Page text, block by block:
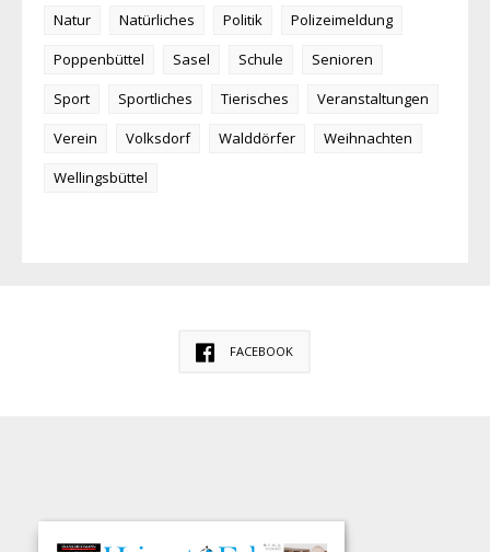
Natur
Natürliches Politik
Polizeimeldung
Poppenbüttel
Sasel Schule
Senioren
Sport
Sportliches Tierisches
Veranstaltungen
Verein
Volksdorf Walddörfer
Weihnachten
Wellingsbüttel
FACEBOOK